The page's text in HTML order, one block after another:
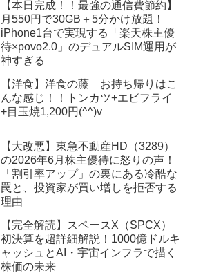
【本日完成！！最強の通信費節約】
月550円で30GB＋5分かけ放題！
iPhone1台で実現する「楽天株主優
待×povo2.0」のデュアルSIM運用が
神すぎる
【洋食】洋食の藤 お持ち帰りはこ
んな感じ！！トンカツ+エビフライ
+目玉焼1,200円(^^)v
【大改悪】東急不動産HD（3289）
の2026年6月株主優待に怒りの声！
「割引率アップ」の裏にある冷酷な
罠と、投資家が買い増しを拒否する
理由
【完全解読】スペースX（SPCX）
初決算を超詳細解説！1000億ドルキ
ャッシュとAI・宇宙インフラで描く
株価の未来